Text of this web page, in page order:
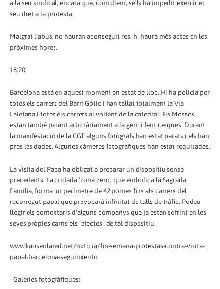
a la seu sindical, encara que, com diem, se'ls ha impedit exercir el
seu dret a la protesta.
Malgrat l'abús, no hauran aconseguit res: hi haurà més actes en les
pròximes hores.
18:20.
Barcelona està en aquest moment en estat de lloc. Hi ha policia per
totes els carrers del Barri Gòtic i han tallat totalment la Via
Laietana i totes els carrers al voltant de la catedral. Els Mossos
estan també parant arbitràriament a la gent i fent cerques. Durant
la manifestació de la CGT alguns fotògrafs han estat parats i els han
pres les dades. Algunes càmeres fotogràfiques han estat requisades.
La visita del Papa ha obligat a preparar un dispositiu sense
precedents. La cridada 'zona zero', que embolica la Sagrada
Família, forma un perímetre de 42 pomes fins als carrers del
recorregut papal que provocarà infinitat de talls de tràfic. Podeu
llegir els comentaris d'alguns companys que ja estan sofrint en les
seves pròpies carns els "efectes" de tal dispositiu.
www.kaosenlared.net/noticia/fin-semana-protestas-contra-visita-
papal-barcelona-seguimiento
- Galeries fotogràfiques: